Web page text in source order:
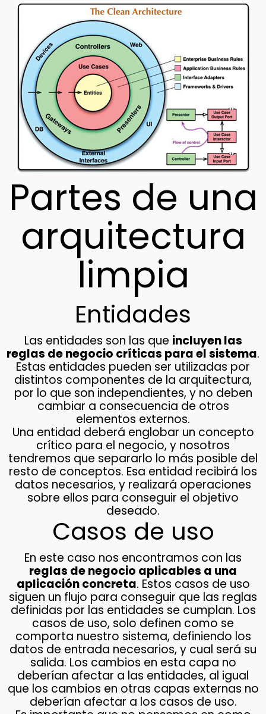
Partes de una
arquitectura
limpia
Entidades
Las entidades son las que incluyen las
reglas de negocio críticas para el sistema.
Estas entidades pueden ser utilizadas por
distintos componentes de la arquitectura,
por lo que son independientes, y no deben
cambiar a consecuencia de otros
elementos externos.
Una entidad deberá englobar un concepto
crítico para el negocio, y nosotros
tendremos que separarlo lo más posible del
resto de conceptos. Esa entidad recibirá los
datos necesarios, y realizará operaciones
sobre ellos para conseguir el objetivo
deseado.
Casos de uso
En este caso nos encontramos con las
reglas de negocio aplicables a una
aplicación concreta. Estos casos de uso
siguen un flujo para conseguir que las reglas
definidas por las entidades se cumplan. Los
casos de uso, solo definen como se
comporta nuestro sistema, definiendo los
datos de entrada necesarios, y cual será su
salida. Los cambios en esta capa no
deberían afectar a las entidades, al igual
que los cambios en otras capas externas no
deberían afectar a los casos de uso.